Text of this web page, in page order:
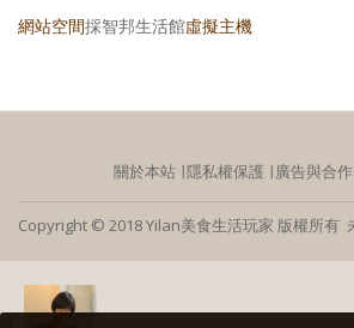
網站空間採智邦生活館虛擬主機
關於本站 ∣隱私權保護 ∣廣告與合作
Copyright © 2018 Yilan美食生活玩家 版權所有